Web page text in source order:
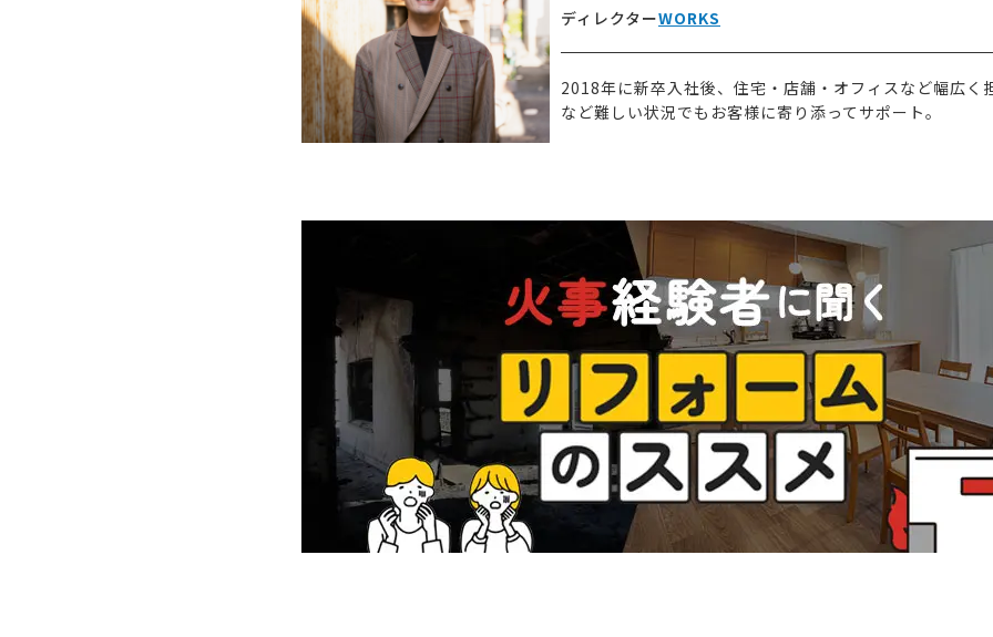
ディレクターWORKS
2018年に新卒入社後、住宅・店舗・オフィスなど幅広く
など難しい状況でもお客様に寄り添ってサポート。